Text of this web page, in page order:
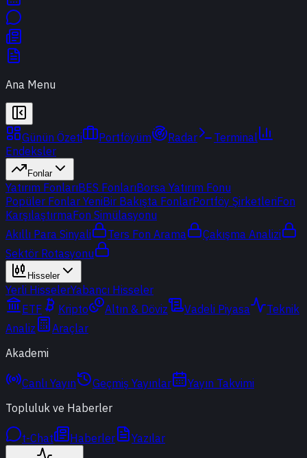
Ana Menu
Günün Özeti Portföyüm Radar
Terminal
Endeksler
Fonlar
Yatırım FonlarıBES FonlarıBorsa Yatırım Fonu
Popüler Fonlar YeniBir Bakışta FonlarPortföy ŞirketleriFon
KarşılaştırmaFon Simülasyonu
Akıllı Para Sinyali
Ters Fon Arama
Çakışma Analizi
Sektör Rotasyonu
Hisseler
Yerli HisselerYabancı Hisseler
ETF
Kripto Altın & Döviz Vadeli Piyasa
Teknik
Analiz
Araçlar
Akademi
Canlı Yayın Geçmiş Yayınlar
Yayın Takvimi
Topluluk ve Haberler
t-Chat Haberler Yazılar